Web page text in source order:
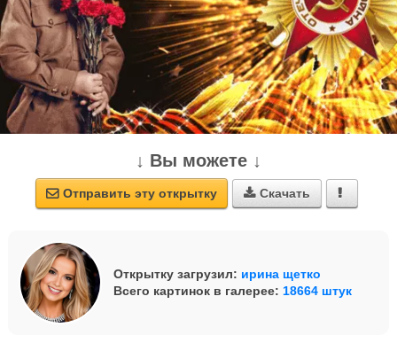
↓ Вы можете ↓
 Отправить эту открытку  Скачать 
Открытку загрузил: ирина щетко
Всего картинок в галерее: 18664 штук